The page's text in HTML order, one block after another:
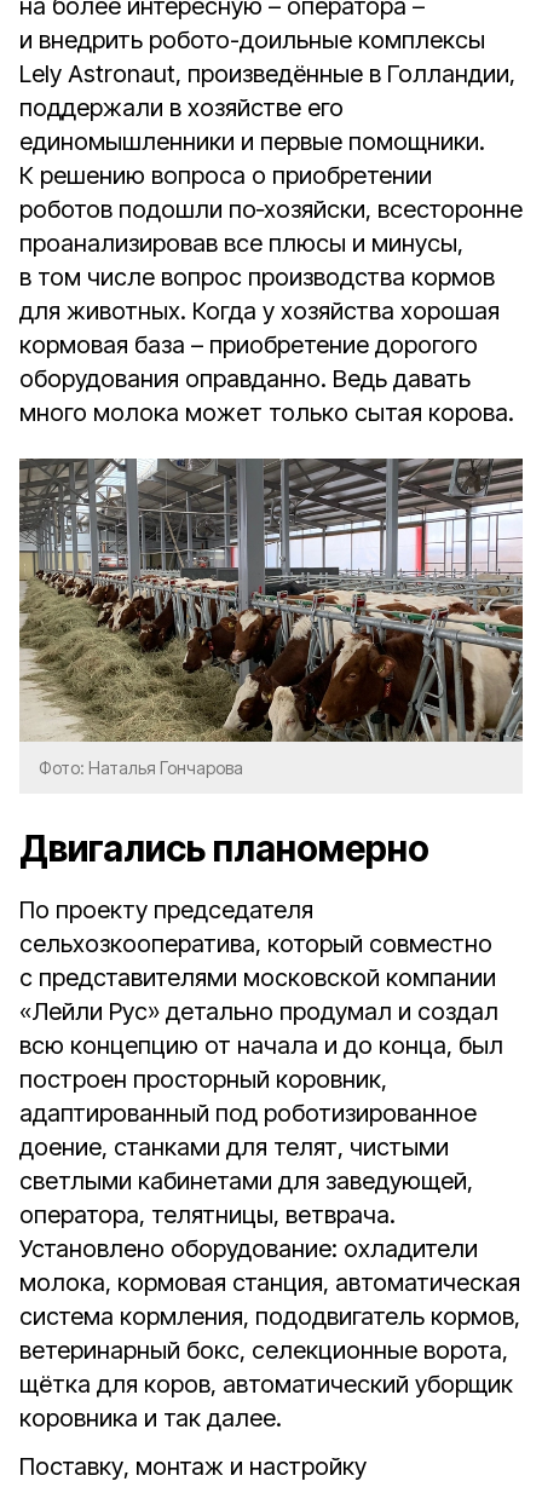
на более интересную – оператора –
и внедрить робото-доильные комплексы
Lely Astronaut, произведённые в Голландии,
поддержали в хозяйстве его
единомышленники и первые помощники.
К решению вопроса о приобретении
роботов подошли по‑хозяйски, всесторонне
проанализировав все плюсы и минусы,
в том числе вопрос производства кормов
для животных. Когда у хозяйства хорошая
кормовая база – приобретение дорогого
оборудования оправданно. Ведь давать
много молока может только сытая корова.
Фото: Наталья Гончарова
Двигались планомерно
По проекту председателя
сельхозкооператива, который совместно
с представителями московской компании
«Лейли Рус» детально продумал и создал
всю концепцию от начала и до конца, был
построен просторный коровник,
адаптированный под роботизированное
доение, станками для телят, чистыми
светлыми кабинетами для заведующей,
оператора, телятницы, ветврача.
Установлено оборудование: охладители
молока, кормовая станция, автоматическая
система кормления, пододвигатель кормов,
ветеринарный бокс, селекционные ворота,
щётка для коров, автоматический уборщик
коровника и так далее.
Поставку, монтаж и настройку